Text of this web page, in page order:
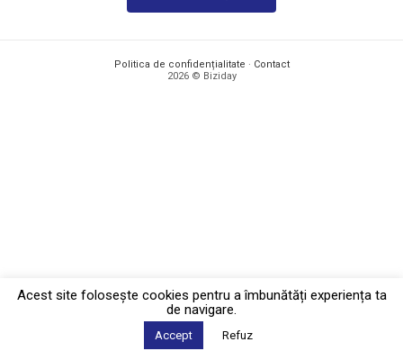
Politica de confidențialitate · Contact
2026 © Biziday
Acest site foloseşte cookies pentru a îmbunătăți experiența ta
de navigare.
Accept Refuz